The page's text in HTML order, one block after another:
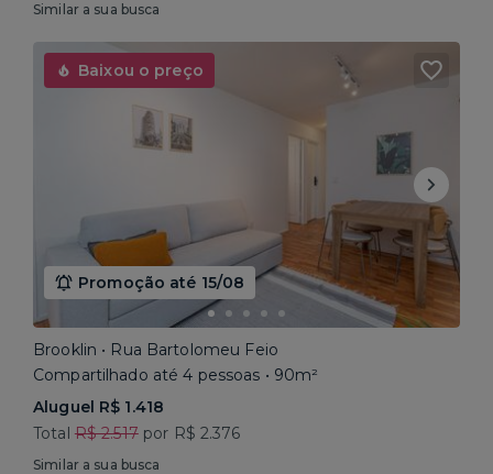
Similar a sua busca
Baixou o preço
Promoção até 15/08
Brooklin • Rua Bartolomeu Feio
Compartilhado até 4 pessoas • 90m²
Aluguel R$ 1.418
Total R$ 2.517por R$ 2.376
Similar a sua busca